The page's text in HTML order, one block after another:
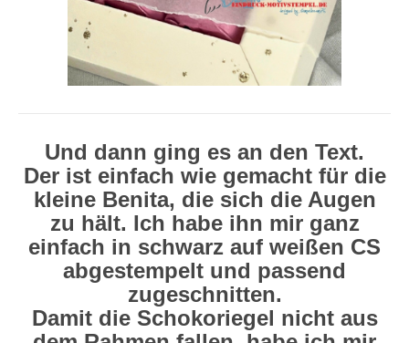
Und dann ging es an den Text.
Der ist einfach wie gemacht für die
kleine Benita, die sich die Augen
zu hält. Ich habe ihn mir ganz
einfach in schwarz auf weißen CS
abgestempelt und passend
zugeschnitten.
Damit die Schokoriegel nicht aus